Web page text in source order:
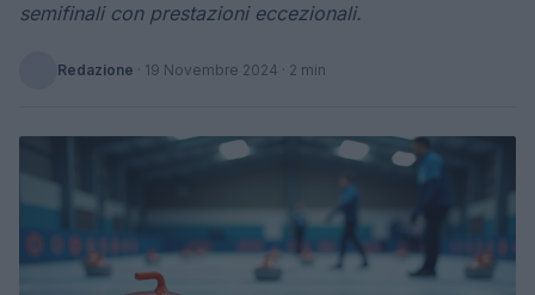
semifinali con prestazioni eccezionali.
Redazione · 19 Novembre 2024 · 2 min